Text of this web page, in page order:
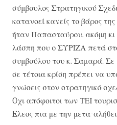
σύμβουλος Στρατηγικού
κατανοεί κανείς το βάρος
ήταν Παπασταύρου, ακόμη κι
λάσπη που ο ΣΥΡΙΖΑ πετά
συμβούλου του κ. Σαμαρά. Σε
σε τέτοια κρίση πρέπει να
γνώσεις στον στρατηγικό
Oχι απόφοιτοι των ΤΕΙ
Eλεος πια με την μετα-